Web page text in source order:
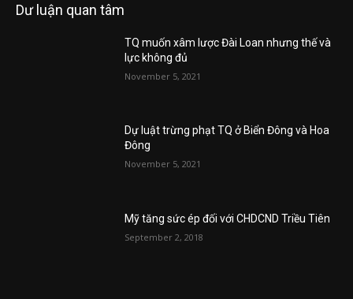
Dư luận quan tâm
TQ muốn xâm lược Đài Loan nhưng thế và
lực không đủ
November 5, 2021
Dự luật trừng phạt TQ ở Biển Đông và Hoa
Đông
November 5, 2021
Mỹ tăng sức ép đối với CHDCND Triều Tiên
September 2, 2018